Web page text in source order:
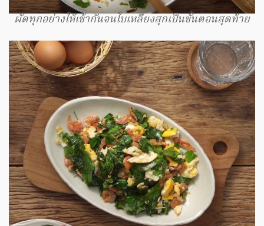
ผัดทุกอย่างให้เข้ากันจนใบเหลียงสุกเป็นขั้นตอนสุดท้าย